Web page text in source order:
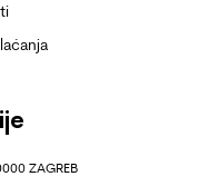
ZAGREB